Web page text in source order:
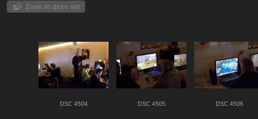
Zoek in deze set
DSC 4504 DSC 4505 DSC 4506